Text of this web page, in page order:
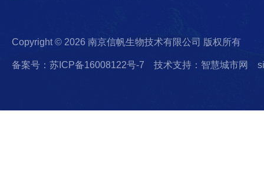
Copyright © 2026 南京信帆生物技术有限公司 版权所有
备案号：苏ICP备16008122号-7 技术支持：智慧城市网